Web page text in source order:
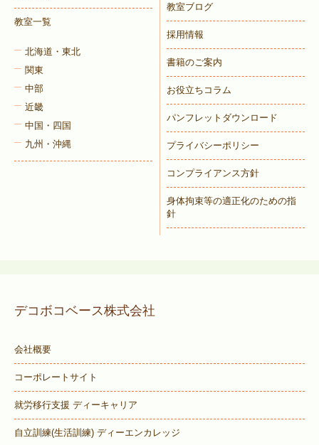
教室一覧
北海道・東北
関東
中部
近畿
中国・四国
九州・沖縄
教室ブログ
採用情報
書籍のご案内
お役立ちコラム
パンフレットダウンロード
プライバシーポリシー
コンプライアンス方針
身体拘束等の適正化のための指
針
デコボコベース株式会社
会社概要
コーポレートサイト
就労移行支援 ディーキャリア
自立訓練(生活訓練) ディーエンカレッジ